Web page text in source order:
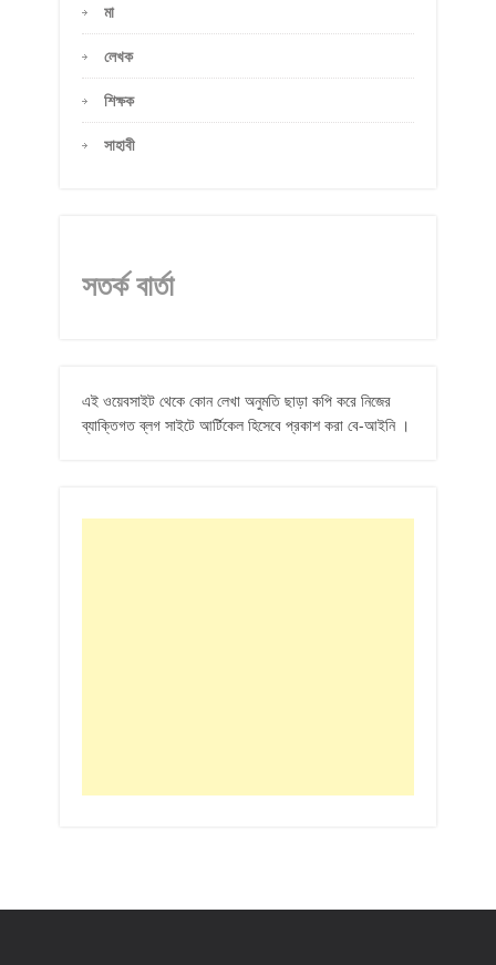
মা
লেখক
শিক্ষক
সাহাবী
সতর্ক বার্তা
এই ওয়েবসাইট থেকে কোন লেখা অনুমতি ছাড়া কপি করে নিজের
ব্যাক্তিগত ব্লগ সাইটে আর্টিকেল হিসেবে প্রকাশ করা বে-আইনি ।